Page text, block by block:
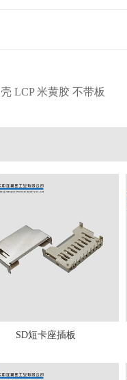
LCP 米黄胶 不带板
SD短卡座插板